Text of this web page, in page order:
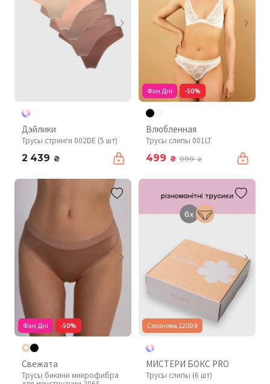
Дэйлики
Трусы стринги 002DE (5 шт)
2 439 ₴
Фан Дні -50%
Влюбленная
Трусы слипы 001LT
499 ₴ 999₴
Фан Дні -50%
Свежата
Трусы бикини микрофибра
Сэкономь 1200 ₴
МИСТЕРИ БОКС PRO
Трусы слипы (6 шт)